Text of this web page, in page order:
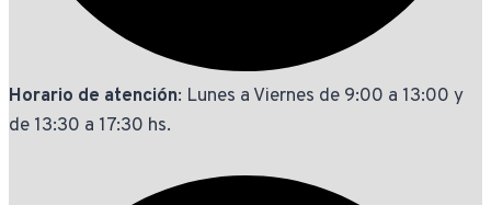
Horario de atención: Lunes a Viernes de 9:00 a 13:00 y
de 13:30 a 17:30 hs.